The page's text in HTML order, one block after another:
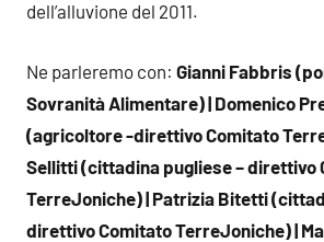
dell’alluvione del 2011.
Ne parleremo con: Gianni Fabbris
Sovranità Alimentare) | Domenico
(agricoltore -direttivo Comitato
Sellitti (cittadina pugliese – direttivo
TerreJoniche) | Patrizia Bitetti
direttivo Comitato TerreJoniche) |